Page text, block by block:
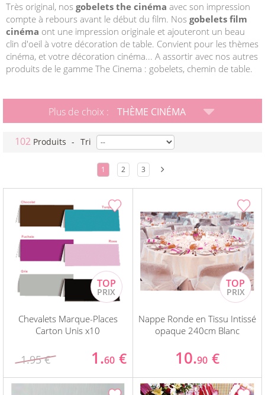
Très original, nos gobelets the cinéma avec son impression
compte à rebours avant le début du film. Nos gobelets film
cinéma ont une impression originale et ajouteront un beau
clin d'oeil à votre décoration de table. Convient pour les thèmes
cinéma, et votre décoration cinéma... A assortir avec nos autres
produits de le gamme The Cinema : gobelets, chemin de table.
Plus de choix : THÈME CINÉMA
102 Produits - Tri
1 2 3
Chevalets Marque-Places
Carton Unis x10
1.95 € 1.60 €
Nappe Ronde en Tissu Intissé
opaque 240cm Blanc
10.90 €